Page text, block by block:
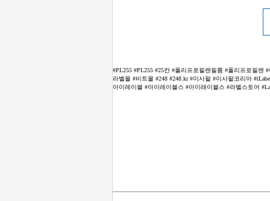
#PL255 #PL255 #25칸 #폴리프로필랜필름 #폴리프로필랜
라벨몰 #비트몰 #248 #248.kr #이사팔 #이사팔코리아
아이레이블 #아이레이블스 #아이래이블스 #라벨스토어